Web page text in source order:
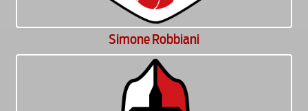
Simone Robbiani